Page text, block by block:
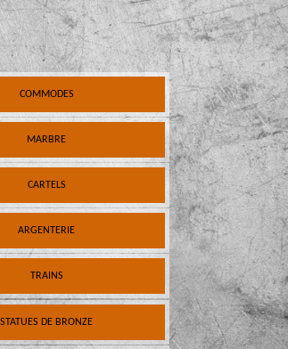
COMMODES
MARBRE
CARTELS
ARGENTERIE
TRAINS
STATUES DE BRONZE